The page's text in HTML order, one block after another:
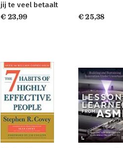
jij te veel betaalt
€ 23,99
€ 25,38